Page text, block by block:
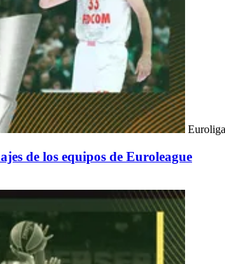
Euroliga
de los equipos de Euroleague